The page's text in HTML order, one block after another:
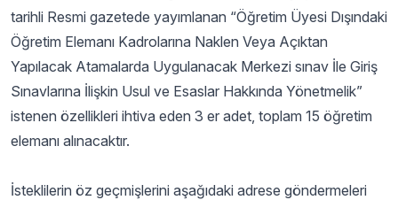
tarihli Resmi gazetede yayımlanan “Öğretim Üyesi Dışındaki
Öğretim Elemanı Kadrolarına Naklen Veya Açıktan
Yapılacak Atamalarda Uygulanacak Merkezi sınav İle Giriş
Sınavlarına İlişkin Usul ve Esaslar Hakkında Yönetmelik”
istenen özellikleri ihtiva eden 3 er adet, toplam 15 öğretim
elemanı alınacaktır.
İsteklilerin öz geçmişlerini aşağıdaki adrese göndermeleri